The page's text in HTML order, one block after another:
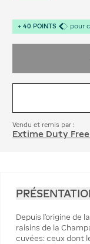
+ 40 POINTS pour
Vendu et remis par :
Extime Duty
Depuis l’origine de
raisins de la
cuvées: ceux dont